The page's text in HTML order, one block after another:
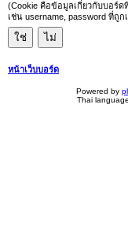
(Cookie คือข้อมูลเกี่ยวกับบอร์
เช่น username, password ที่ถูก
หน้าเว็บบอร์ด
Powered by
Thai